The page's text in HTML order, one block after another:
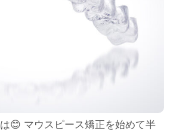
😊 マウスピース矯正を始めて半